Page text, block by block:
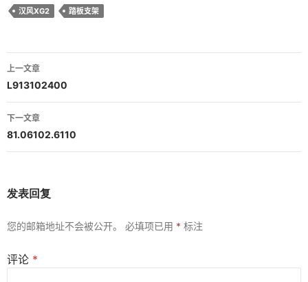
汉风XG2 踏板支架
文
章
导
航
上一文章
L913102400
下一文章
81.06102.6110
发表回复
您的邮箱地址不会被公开。 必填项已用 * 标注
评论 *